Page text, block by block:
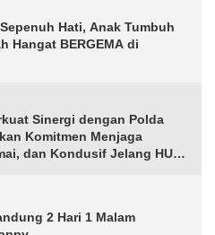
Hati, Anak Tumbuh
Hangat BERGEMA di
Sinergi dengan Polda
Komitmen Menjaga
dan Kondusif Jelang HUT
2 Hari 1 Malam